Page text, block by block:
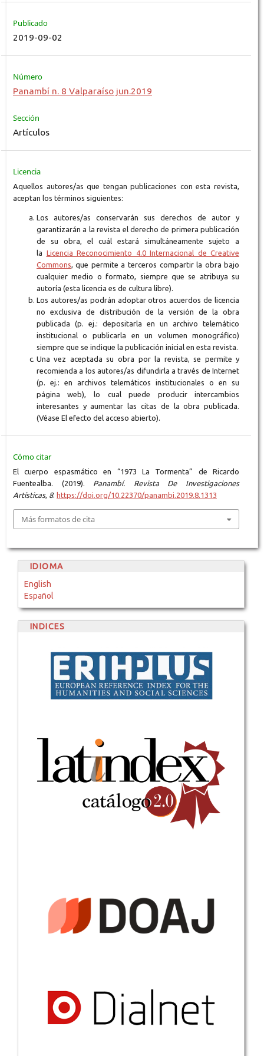
Publicado
2019-09-02
Número
Panambí n. 8 Valparaíso jun.2019
Sección
Artículos
Licencia
Aquellos autores/as que tengan publicaciones con esta revista,
aceptan los términos siguientes:
Los autores/as conservarán sus derechos de autor y
garantizarán a la revista el derecho de primera publicación
de su obra, el cuál estará simultáneamente sujeto a
la Licencia Reconocimiento 4.0 Internacional de Creative
Commons, que permite a terceros compartir la obra bajo
cualquier medio o formato, siempre que se atribuya su
autoría (esta licencia es de cultura libre).
Los autores/as podrán adoptar otros acuerdos de licencia
no exclusiva de distribución de la versión de la obra
publicada (p. ej.: depositarla en un archivo telemático
institucional o publicarla en un volumen monográfico)
siempre que se indique la publicación inicial en esta revista.
Una vez aceptada su obra por la revista, se permite y
recomienda a los autores/as difundirla a través de Internet
(p. ej.: en archivos telemáticos institucionales o en su
página web), lo cual puede producir intercambios
interesantes y aumentar las citas de la obra publicada.
(Véase El efecto del acceso abierto).
Cómo citar
El cuerpo espasmático en “1973 La Tormenta” de Ricardo
Fuentealba. (2019). Panambí. Revista De Investigaciones
Artísticas, 8. https://doi.org/10.22370/panambi.2019.8.1313
Más formatos de cita
IDIOMA
English
Español
INDICES